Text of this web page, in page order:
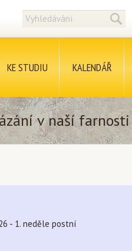
KE STUDIU KALENDÁŘ
v naší farnosti
- 1. neděle postní